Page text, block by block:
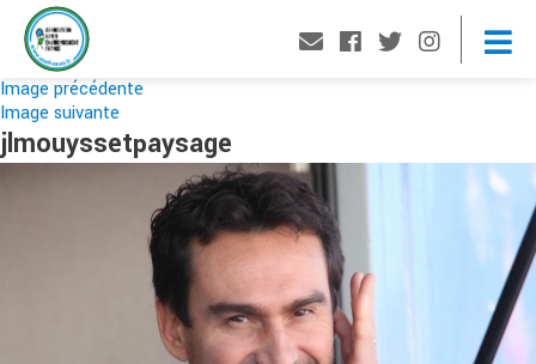
Image précédente
Image suivante
jlmouyssetpaysage